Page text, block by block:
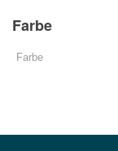
Farbe